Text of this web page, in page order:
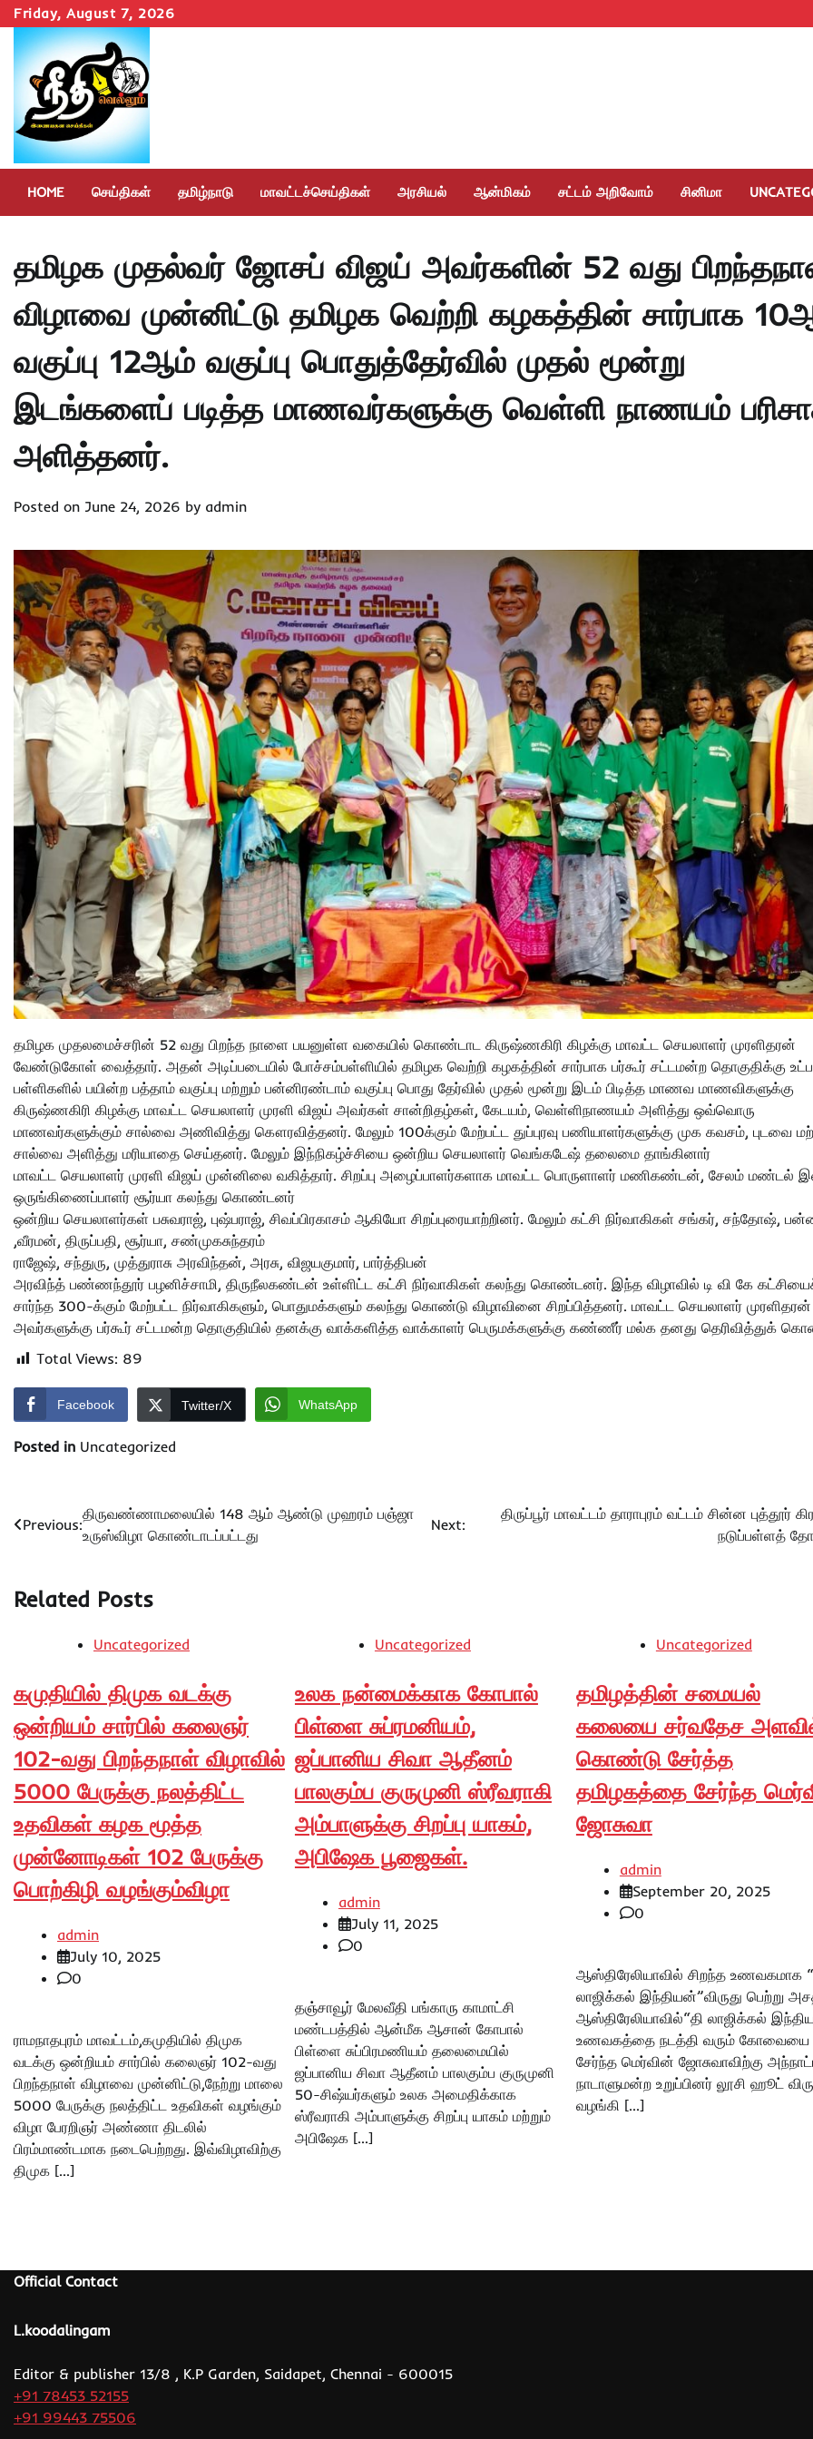
Skip
to
content
Friday, August 7, 2026
HOME செய்திகள் தமிழ்நாடு மாவட்டச்செய்திகள் அரசியல் ஆன்மிகம் சட்டம் அறிவோம் சினிமா
தமிழக முதல்வர் ஜோசப் விஜய் அவர்களின் 52 வது
விழாவை முன்னிட்டு தமிழக வெற்றி கழகத்தின் சார்பாக
வகுப்பு 12ஆம் வகுப்பு பொதுத்தேர்வில் முதல் மூன்று
இடங்களைப் படித்த மாணவர்களுக்கு வெள்ளி நாணயம்
அளித்தனர்.
Posted on June 24, 2026 by admin
தமிழக முதலமைச்சரின் 52 வது பிறந்த நாளை பயனுள்ள வகையில் கொண்டாட கிருஷ்ணகிரி கிழக்கு மாவட்ட செயலாளர் முரளிதரன்
வேண்டுகோள் வைத்தார். அதன் அடிப்படையில் போச்சம்பள்ளியில் தமிழக வெற்றி கழகத்தின் சார்பாக பர்கூர் சட்டமன்ற தொகுதிக்கு
பள்ளிகளில் பயின்ற பத்தாம் வகுப்பு மற்றும் பன்னிரண்டாம் வகுப்பு பொது தேர்வில் முதல் மூன்று இடம் பிடித்த மாணவ மாணவிகளுக்கு
கிருஷ்ணகிரி கிழக்கு மாவட்ட செயலாளர் முரளி விஜய் அவர்கள் சான்றிதழ்கள், கேடயம், வெள்ளிநாணயம் அளித்து ஒவ்வொரு
மாணவர்களுக்கும் சால்வை அணிவித்து கௌரவித்தனர். மேலும் 100க்கும் மேற்பட்ட துப்புரவு பணியாளர்களுக்கு முக கவசம், புடவை
சால்வை அளித்து மரியாதை செய்தனர். மேலும் இந்நிகழ்ச்சியை ஒன்றிய செயலாளர் வெங்கடேஷ் தலைமை தாங்கினார்
மாவட்ட செயலாளர் முரளி விஜய் முன்னிலை வகித்தார். சிறப்பு அழைப்பாளர்களாக மாவட்ட பொருளாளர் மணிகண்டன், சேலம் மண்டல்
ஒருங்கிணைப்பாளர் சூர்யா கலந்து கொண்டனர்
ஒன்றிய செயலாளர்கள் பசுவராஜ், புஷ்பராஜ், சிவப்பிரகாசம் ஆகியோ சிறப்புரையாற்றினர். மேலும் கட்சி நிர்வாகிகள் சங்கர், சந்தோஷ்,
,வீரமன், திருப்பதி, சூர்யா, சண்முகசுந்தரம்
ராஜேஷ், சந்துரு, முத்துராசு அரவிந்தன், அரசு, விஜயகுமார், பார்த்திபன்
அரவிந்த் பண்ணந்தூர் பழனிச்சாமி, திருநீலகண்டன் உள்ளிட்ட கட்சி நிர்வாகிகள் கலந்து கொண்டனர். இந்த விழாவில் டி வி கே
சார்ந்த 300-க்கும் மேற்பட்ட நிர்வாகிகளும், பொதுமக்களும் கலந்து கொண்டு விழாவினை சிறப்பித்தனர். மாவட்ட செயலாளர் முரளிதரன்
அவர்களுக்கு பர்கூர் சட்டமன்ற தொகுதியில் தனக்கு வாக்களித்த வாக்காளர் பெருமக்களுக்கு கண்ணீர் மல்க தனது தெரிவித்துக்
Total Views: 89
Facebook Twitter/X WhatsApp
Posted in Uncategorized
Post
navigation
Previous:
திருவண்ணாமலையில் 148 ஆம் ஆண்டு முஹரம் பஞ்ஜா
உருஸ்விழா கொண்டாடப்பட்டது
Next:
திருப்பூர் மாவட்டம் தாராபுரம் வட்டம் சின்ன புத்தூர்
நடுப்பள்ளத்
Related Posts
Uncategorized
கமுதியில் திமுக வடக்கு
ஒன்றியம் சார்பில் கலைஞர்
102-வது பிறந்தநாள் விழாவில்
5000 பேருக்கு நலத்திட்ட
உதவிகள் கழக மூத்த
முன்னோடிகள் 102 பேருக்கு
பொற்கிழி வழங்கும்விழா
admin
July 10, 2025
0
ராமநாதபுரம் மாவட்டம்,கமுதியில் திமுக
வடக்கு ஒன்றியம் சார்பில் கலைஞர் 102-வது
பிறந்தநாள் விழாவை முன்னிட்டு,நேற்று மாலை
5000 பேருக்கு நலத்திட்ட உதவிகள் வழங்கும்
விழா பேரறிஞர் அண்ணா திடலில்
பிரம்மாண்டமாக நடைபெற்றது. இவ்விழாவிற்கு
திமுக […]
Uncategorized
உலக நன்மைக்காக கோபால்
பிள்ளை சுப்ரமனியம்,
ஜப்பானிய சிவா ஆதீனம்
பாலகும்ப குருமுனி ஸ்ரீவராகி
அம்பாளுக்கு சிறப்பு யாகம்,
அபிஷேக பூஜைகள்.
admin
July 11, 2025
0
தஞ்சாவூர் மேலவீதி பங்காரு காமாட்சி
மண்டபத்தில் ஆன்மீக ஆசான் கோபால்
பிள்ளை சுப்பிரமணியம் தலைமையில்
ஜப்பானிய சிவா ஆதீனம் பாலகும்ப குருமுனி
50-சிஷ்யர்களும் உலக அமைதிக்காக
ஸ்ரீவராகி அம்பாளுக்கு சிறப்பு யாகம் மற்றும்
அபிஷேக […]
Uncategorized
தமிழத்தின் சமையல்
கலையை சர்வதேச
கொண்டு சேர்த்த
தமிழகத்தை சேர்ந்த
ஜோசுவா
admin
September 20, 2025
0
ஆஸ்திரேலியாவில் சிறந்த உணவகமாக
லாஜிக்கல் இந்தியன்”விருது பெற்று
ஆஸ்திரேலியாவில்“தி லாஜிக்கல்
உணவகத்தை நடத்தி வரும் கோவையை
சேர்ந்த மெர்வின் ஜோசுவாவிற்கு
நாடாளுமன்ற உறுப்பினர் லூசி ஹூட்
வழங்கி […]
Official Contact
L.koodalingam
Editor & publisher 13/8 , K.P Garden, Saidapet, Chennai - 600015
+91 78453 52155
+91 99443 75506